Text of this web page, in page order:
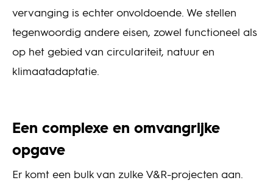
vervanging is echter onvoldoende. We stellen
tegenwoordig andere eisen, zowel functioneel als
op het gebied van circulariteit, natuur en
klimaatadaptatie.
Een complexe en omvangrijke
opgave
Er komt een bulk van zulke V&R-projecten aan.